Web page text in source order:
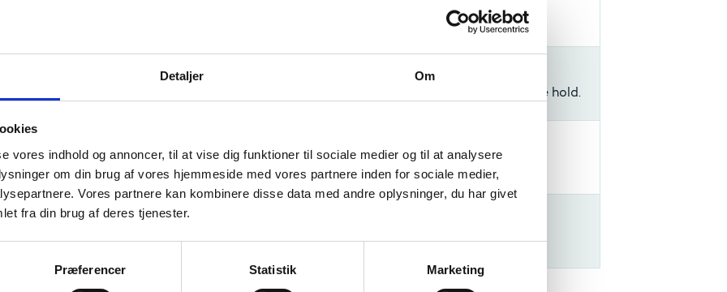
Detaljer Om
vores indhold og annoncer, til at vise dig funktioner til sociale medier og til at analysere
om din brug af vores hjemmeside med vores partnere inden for sociale medier,
Vores partnere kan kombinere disse data med andre oplysninger, du har givet
fra din brug af deres tjenester.
Præferencer Statistik Marketing
funktion til oData for hold, som gør det muligt for integrationsbrugere at lave og redigere hold.
7546
i oData indeholder ingen holddata
af felter opdateret.